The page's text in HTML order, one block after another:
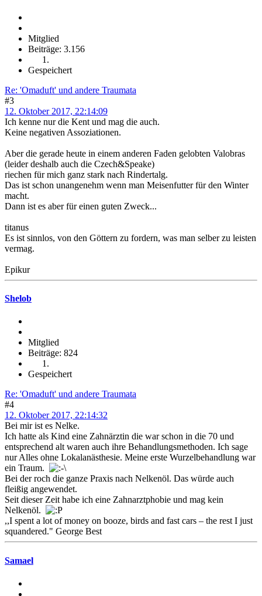
Mitglied
Beiträge: 3.156
Gespeichert
Re: 'Omaduft' und andere Traumata
#3
12. Oktober 2017, 22:14:09
Ich kenne nur die Kent und mag die auch.
Keine negativen Assoziationen.
Aber die gerade heute in einem anderen Faden gelobten Valobras
(leider deshalb auch die Czech&Speake)
riechen für mich ganz stark nach Rindertalg.
Das ist schon unangenehm wenn man Meisenfutter für den Winter
macht.
Dann ist es aber für einen guten Zweck...
titanus
Es ist sinnlos, von den Göttern zu fordern, was man selber zu leisten
vermag.
Epikur
Shelob
Mitglied
Beiträge: 824
Gespeichert
Re: 'Omaduft' und andere Traumata
#4
12. Oktober 2017, 22:14:32
Bei mir ist es Nelke.
Ich hatte als Kind eine Zahnärztin die war schon in die 70 und
entsprechend alt waren auch ihre Behandlungsmethoden. Ich sage
nur Alles ohne Lokalanästhesie. Meine erste Wurzelbehandlung war
ein Traum.
Bei der roch die ganze Praxis nach Nelkenöl. Das würde auch
fleißig angewendet.
Seit dieser Zeit habe ich eine Zahnarztphobie und mag kein
Nelkenöl.
,,I spent a lot of money on booze, birds and fast cars – the rest I just
squandered." George Best
Samael